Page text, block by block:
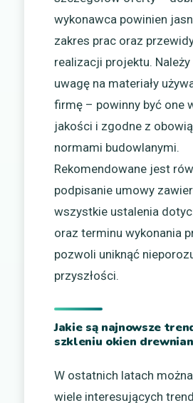
wykonawca powinien
zakres prac oraz
realizacji projektu.
uwagę na materiały
firmę – powinny być one
jakości i zgodne z
normami budowlanymi.
Rekomendowane jest
podpisanie umowy
wszystkie ustalenia
oraz terminu wykonania
pozwoli uniknąć
przyszłości.
Jakie są najnowsze
szkleniu okien
W ostatnich latach
wiele interesujących